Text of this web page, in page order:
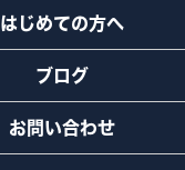
はじめての方へ
ブログ
お問い合わせ